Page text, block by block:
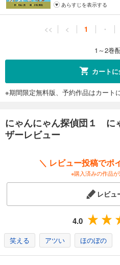
あらすじを表示する
<< < 1 ・
1～2巻
カート
※期間限定無料版、予約作品はカート
にゃんにゃん探偵団１ に
ザーレビュー
＼ レビュー投稿でポ
※購入済みの作品
レビュ
4.0
笑える アツい ほのぼの